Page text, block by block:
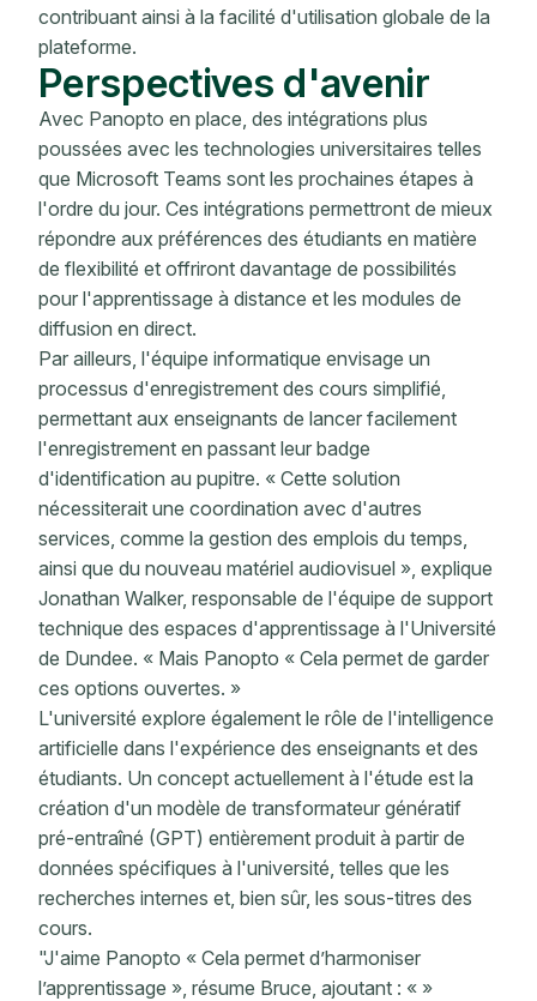
contribuant ainsi à la facilité d'utilisation globale de la
plateforme.
Perspectives d'avenir
Avec Panopto en place, des intégrations plus
poussées avec les technologies universitaires telles
que Microsoft Teams sont les prochaines étapes à
l'ordre du jour. Ces intégrations permettront de mieux
répondre aux préférences des étudiants en matière
de flexibilité et offriront davantage de possibilités
pour l'apprentissage à distance et les modules de
diffusion en direct.
Par ailleurs, l'équipe informatique envisage un
processus d'enregistrement des cours simplifié,
permettant aux enseignants de lancer facilement
l'enregistrement en passant leur badge
d'identification au pupitre. « Cette solution
nécessiterait une coordination avec d'autres
services, comme la gestion des emplois du temps,
ainsi que du nouveau matériel audiovisuel », explique
Jonathan Walker, responsable de l'équipe de support
technique des espaces d'apprentissage à l'Université
de Dundee. « Mais Panopto « Cela permet de garder
ces options ouvertes. »
L'université explore également le rôle de l'intelligence
artificielle dans l'expérience des enseignants et des
étudiants. Un concept actuellement à l'étude est la
création d'un modèle de transformateur génératif
pré-entraîné (GPT) entièrement produit à partir de
données spécifiques à l'université, telles que les
recherches internes et, bien sûr, les sous-titres des
cours.
"J'aime Panopto « Cela permet d’harmoniser
l’apprentissage », résume Bruce, ajoutant : « »